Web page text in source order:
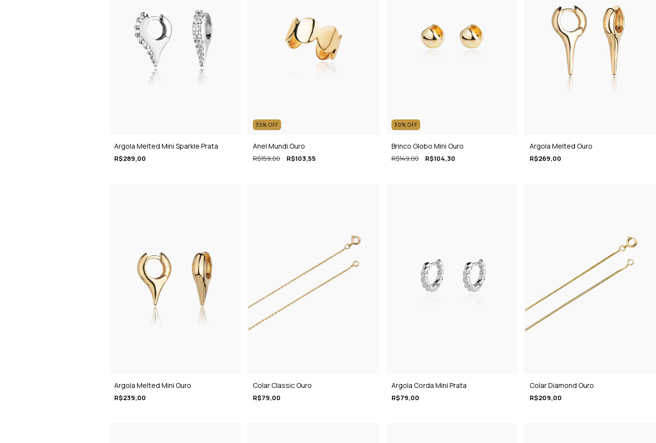
Argola Melted Mini Sparkle Prata
R$289,00
35% OFF
Anel Mundi Ouro
R$159,00 R$103,55
30% OFF
Brinco Globo Mini Ouro
R$149,00 R$104,30
Argola Melted Ouro
R$269,00
Argola Melted Mini Ouro
R$239,00
Colar Classic Ouro
R$79,00
Argola Corda Mini Prata
R$79,00
Colar Diamond Ouro
R$209,00